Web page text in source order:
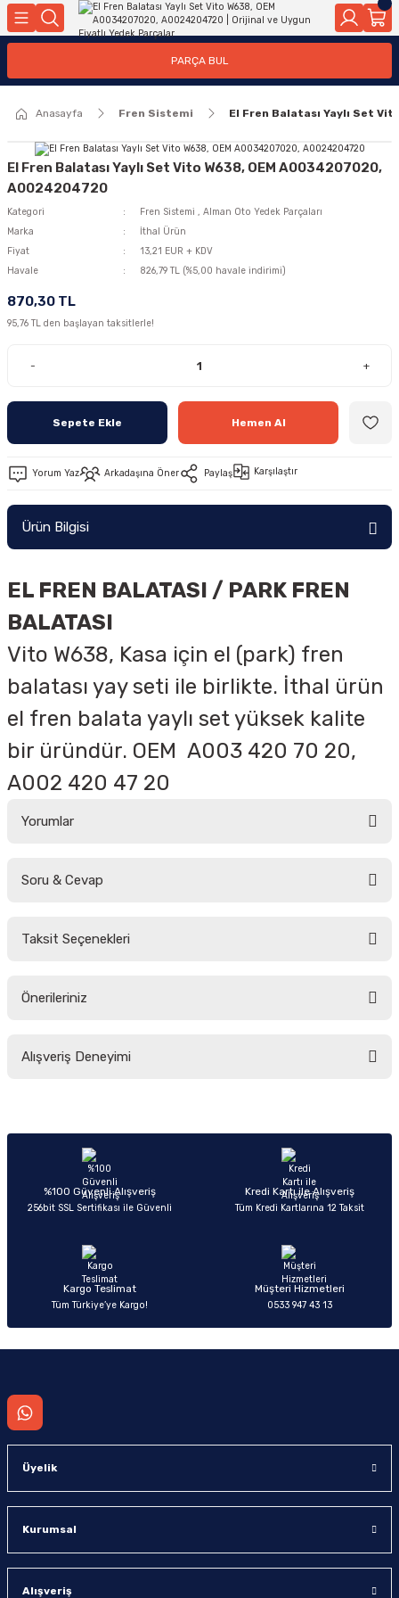
Geri Dön
Geri Dön
Geri Dön
Yakıt Pompası, Yakıt Hatları
Motor Elektrik
Ateşleme Buji Bobin Buji Kablosu
Geri Dön
Geri Dön
Geri Dön
Kollar
Geri Dön
Geri Dön
Ön Arka
Geri Dön
PARÇA BUL
Anasayfa Fren Sistemi El Fren Balatası Yaylı Set
El Fren Balatası Yaylı Set Vito W638, OEM A0034207020,
A0024204720
Kategori Fren Sistemi , Alman Oto Yedek Parçaları
Marka
İthal Ürün
Fiyat
13,21 EUR + KDV
Havale
826,79 TL (%5,00 havale indirimi)
870,30 TL
95,76 TL den başlayan taksitlerle!
- +
Sepete Ekle Hemen Al
Yorum Yaz Arkadaşına Öner Paylaş Karşılaştır
Ürün Bilgisi
EL FREN BALATASI / PARK FREN
BALATASI
Vito W638, Kasa için el (park) fren
balatası yay seti ile birlikte. İthal ürün
el fren balata yaylı set yüksek kalite
bir üründür. OEM A003 420 70 20,
A002 420 47 20
Yorumlar
Soru & Cevap
Taksit Seçenekleri
Önerileriniz
yetersiz gördüğünüz noktaları öneri formunu kullanarak tarafımıza
Ürün açıklamasında eksik bilgiler bulunuyor.
Ürün bilgilerinde hatalar bulunuyor.
Ürün fiyatı diğer sitelerden daha pahalı.
Alışveriş Deneyimi
Sitemize ilk yorumu siz yapın!
%100 Güvenli Alışveriş
256bit SSL Sertifikası ile Güvenli
Kredi Kartı ile Alışveriş
Tüm Kredi Kartlarına 12 Taksit
Kargo Teslimat
Tüm Türkiye’ye Kargo!
Müşteri Hizmetleri
0533 947 43 13
Üyelik
Kurumsal
Alışveriş